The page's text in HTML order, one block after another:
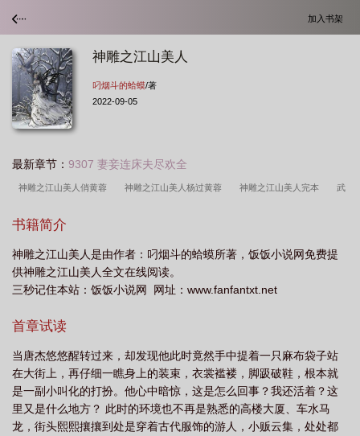
加入书架
神雕之江山美人
叼烟斗的蛤蟆/著
2022-09-05
最新章节： 9307 妻妾连床夫尽欢全
神雕之江山美人俏黄蓉 神雕之江山美人杨过黄蓉 神雕之江山美人完本 武
雨神雕之江山美人
行云覆雨全文阅读 神雕之江山美人免费TXT 神雕之江山美人免费 神雕之江
山美人的作者 神雕之江山美人 全文
蟆 神雕之江山美人黄蓉怀孕最新章节
之江山美人未完 神雕之江山美人神雕烟雨 神雕之江山美人神雕云雕 神雕之
江山美人88 神雕之江山美人烟 江湖侠女泪 梅开四度 神雕之江山美人免费
动漫 神雕之江山美人未删节版 神雕之江山美人无删减 神雕之江山美人嘎嘎
嘎好 新射雕群侠传之铁血丹心 神雕之江山美人全文在线 神雕之江山美人
书籍简介
神雕之江山美人是由作者：叼烟斗的蛤蟆所著，饭饭小说网免费提
供神雕之江山美人全文在线阅读。
三秒记住本站：饭饭小说网 网址：www.fanfantxt.net
首章试读
当唐杰悠悠醒转过来，却发现他此时竟然手中提着一只麻布袋子站
在大街上，再仔细一瞧身上的装束，衣裳褴褛，脚趿破鞋，根本就
是一副小叫化的打扮。他心中暗惊，这是怎么回事？我还活着？这
里又是什么地方？ 此时的环境也不再是熟悉的高楼大厦、车水马
龙，街头熙熙攘攘到处是穿着古代服饰的游人，小贩云集，处处都